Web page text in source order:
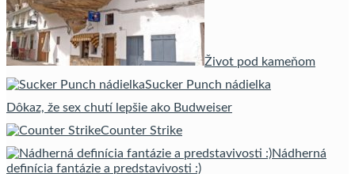
Život pod kameňom
Sucker Punch nádielka
Dôkaz, že sex chutí lepšie ako Budweiser
Counter Strike
Nádherná
definícia fantázie a predstavivosti :)